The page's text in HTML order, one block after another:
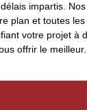
impartis.
plan et toutes les
votre projet à
offrir le meilleur.